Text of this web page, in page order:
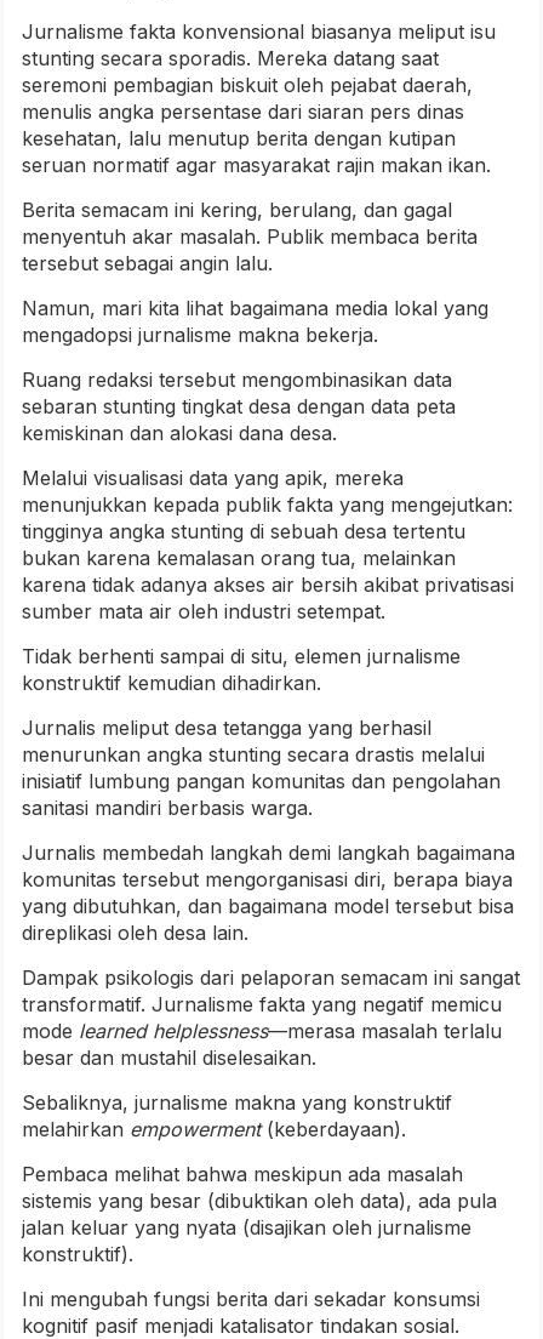
Jurnalisme fakta konvensional biasanya meliput isu
stunting secara sporadis. Mereka datang saat
seremoni pembagian biskuit oleh pejabat daerah,
menulis angka persentase dari siaran pers dinas
kesehatan, lalu menutup berita dengan kutipan
seruan normatif agar masyarakat rajin makan ikan.
Berita semacam ini kering, berulang, dan gagal
menyentuh akar masalah. Publik membaca berita
tersebut sebagai angin lalu.
Namun, mari kita lihat bagaimana media lokal yang
mengadopsi jurnalisme makna bekerja.
Ruang redaksi tersebut mengombinasikan data
sebaran stunting tingkat desa dengan data peta
kemiskinan dan alokasi dana desa.
Melalui visualisasi data yang apik, mereka
menunjukkan kepada publik fakta yang mengejutkan:
tingginya angka stunting di sebuah desa tertentu
bukan karena kemalasan orang tua, melainkan
karena tidak adanya akses air bersih akibat privatisasi
sumber mata air oleh industri setempat.
Tidak berhenti sampai di situ, elemen jurnalisme
konstruktif kemudian dihadirkan.
Jurnalis meliput desa tetangga yang berhasil
menurunkan angka stunting secara drastis melalui
inisiatif lumbung pangan komunitas dan pengolahan
sanitasi mandiri berbasis warga.
Jurnalis membedah langkah demi langkah bagaimana
komunitas tersebut mengorganisasi diri, berapa biaya
yang dibutuhkan, dan bagaimana model tersebut bisa
direplikasi oleh desa lain.
Dampak psikologis dari pelaporan semacam ini sangat
transformatif. Jurnalisme fakta yang negatif memicu
mode learned helplessness—merasa masalah terlalu
besar dan mustahil diselesaikan.
Sebaliknya, jurnalisme makna yang konstruktif
melahirkan empowerment(keberdayaan).
Pembaca melihat bahwa meskipun ada masalah
sistemis yang besar (dibuktikan oleh data), ada pula
jalan keluar yang nyata (disajikan oleh jurnalisme
konstruktif).
Ini mengubah fungsi berita dari sekadar konsumsi
kognitif pasif menjadi katalisator tindakan sosial.